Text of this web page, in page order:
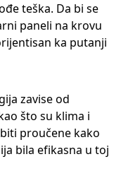
teška. Da bi se
paneli na krovu
ka putanji
zavise od
što su klima i
proučene kako
bila efikasna u toj